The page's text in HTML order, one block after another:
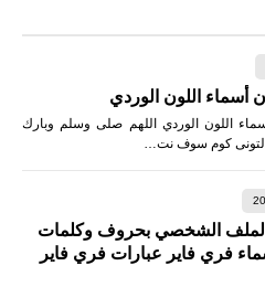
أسماء اللون الوردي
اللون الوردي اللهم صلى وسلم وبارك
كوم سوف نت…
بالملف الشخصي بحروف وكلمات
فري فاير عبارات فري فاير